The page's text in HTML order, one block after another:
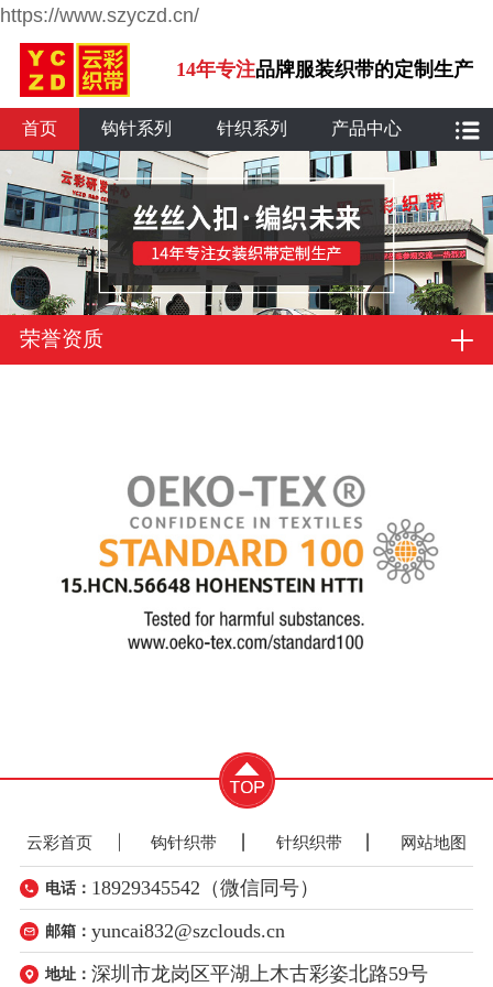
https://www.szyczd.cn/
14年专注品牌服装织带的定制生产
首页 钩针系列 针织系列 产品中心
荣誉资质
云彩首页 钩针织带 针织织带 网站地图
电话： 18929345542（微信同号）
邮箱：yuncai832@szclouds.cn
地址：深圳市龙岗区平湖上木古彩姿北路59号